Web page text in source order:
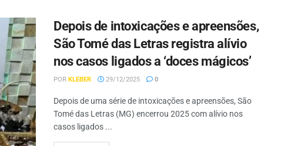
Depois de intoxicações e apreensões,
São Tomé das Letras registra alívio
nos casos ligados a ‘doces mágicos’
POR KLEBER 29/12/2025 0
Depois de uma série de intoxicações e apreensões, São
Tomé das Letras (MG) encerrou 2025 com alívio nos
casos ligados ...